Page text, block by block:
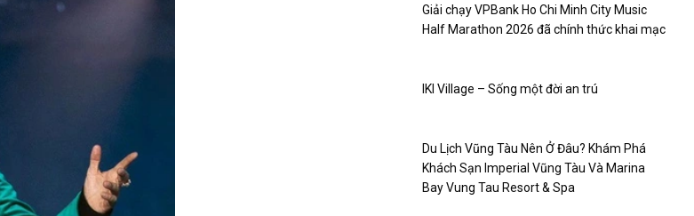
Giải chạy VPBank Ho Chi Minh City Music
Half Marathon 2026 đã chính thức khai mạc
IKI Village – Sống một đời an trú
Du Lịch Vũng Tàu Nên Ở Đâu? Khám Phá
Khách Sạn Imperial Vũng Tàu Và Marina
Bay Vung Tau Resort & Spa